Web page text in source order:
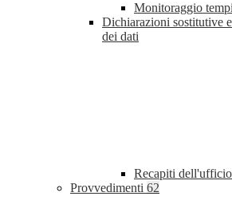
Monitoraggio
Dichiarazioni sostitutive
dei dati
Recapiti
Provvedimenti 62